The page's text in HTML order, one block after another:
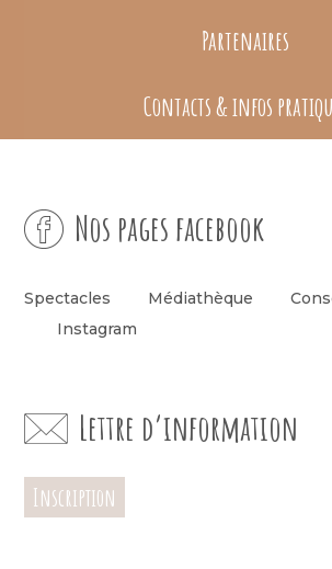
Partenaires
Contacts & infos
Nos pages facebook
Spectacles Médiathèque
Instagram
Lettre d’information
Inscription